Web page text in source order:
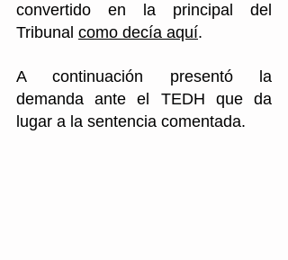
convertido en la principal del
Tribunal como decía aquí.
A continuación presentó la
demanda ante el TEDH que da
lugar a la sentencia comentada.